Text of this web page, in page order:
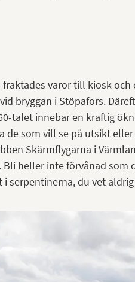
varor till kiosk och
bryggan i Stöpafors.
talet innebar en kraftig
de som vill se på utsikt
Skärmflygarna i
heller inte förvånad
serpentinerna, du vet